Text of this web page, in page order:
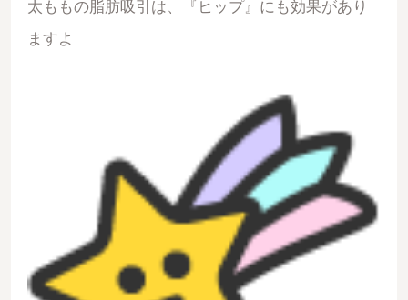
太ももの脂肪吸引は、『ヒップ』にも効果があり
ますよ